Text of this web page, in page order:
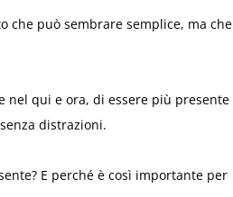
che può sembrare semplice, ma che
nel qui e ora, di essere più presente
distrazioni.
E perché è così importante per